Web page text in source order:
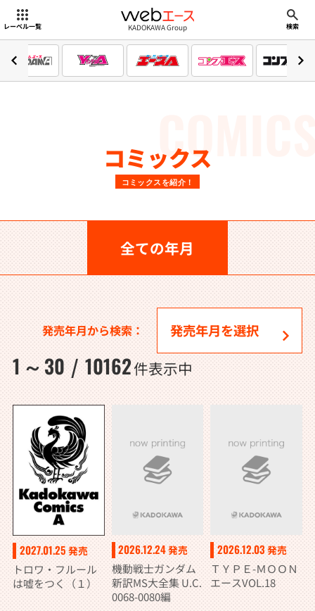
レーベル一覧 webエース
KADOKAWA Group 検索
コミックス
コミックスを紹介！
全ての年月
1 ～ 30 / 10162件表示中
発売年月から検索：
2027.01.25 発売
トロワ・フルール
は嘘をつく（１）
2026.12.24発売
機動戦士ガンダム
新訳MS大全集 U.C.
0068-0080編
2026.12.03 発売
ＴＹＰＥ-ＭＯＯＮ
エースVOL.18